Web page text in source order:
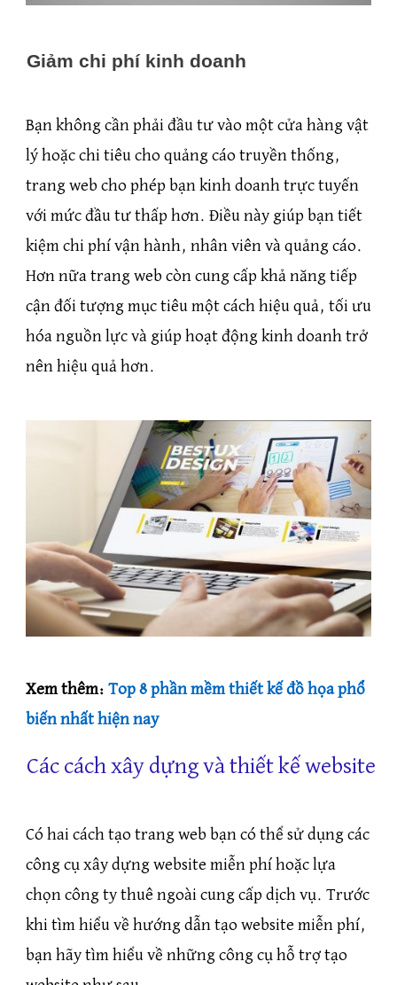
Giảm chi phí kinh doanh
Bạn không cần phải đầu tư vào một cửa hàng vật
lý hoặc chi tiêu cho quảng cáo truyền thống,
trang web cho phép bạn kinh doanh trực tuyến
với mức đầu tư thấp hơn. Điều này giúp bạn tiết
kiệm chi phí vận hành, nhân viên và quảng cáo.
Hơn nữa trang web còn cung cấp khả năng tiếp
cận đối tượng mục tiêu một cách hiệu quả, tối ưu
hóa nguồn lực và giúp hoạt động kinh doanh trở
nên hiệu quả hơn.
Xem thêm: Top 8 phần mềm thiết kế đồ họa phổ
biến nhất hiện nay
Các cách xây dựng và thiết kế website
Có hai cách tạo trang web bạn có thể sử dụng các
công cụ xây dựng website miễn phí hoặc lựa
chọn công ty thuê ngoài cung cấp dịch vụ. Trước
khi tìm hiểu về hướng dẫn tạo website miễn phí,
bạn hãy tìm hiểu về những công cụ hỗ trợ tạo